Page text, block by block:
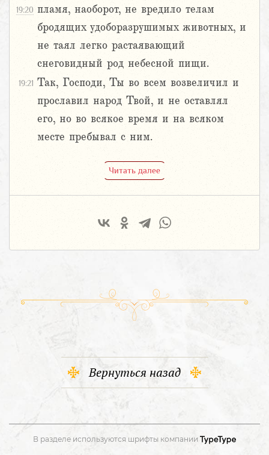
19:20 пламя, наоборот, не вредило телам
бродящих удоборазрушимых животных, и
не таял легко растаявающий
снеговидный род небесной пищи.
19:21 Так, Господи, Ты во всем возвеличил и
прославил народ Твой, и не оставлял
его, но во всякое время и на всяком
месте пребывал с ним.
Читать далее
Вернуться назад
В разделе используются шрифты компании